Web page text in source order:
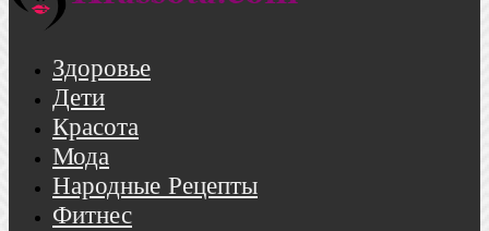
Здоровье
Дети
Красота
Мода
Народные Рецепты
Фитнес